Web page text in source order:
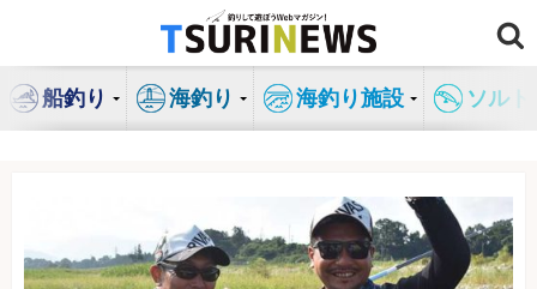
ン
船釣り 海釣り 海釣り施設 ソル